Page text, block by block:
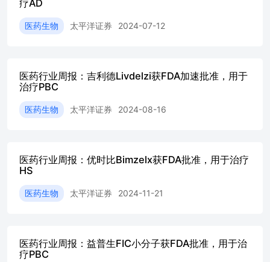
Natera，国信证券经济研究所整理 Signatera的检测流程可分
（WES）：采集患者的肿瘤组织（采用WES进行组织检测获
采集：在预设的时间点（如术后、化疗期间、随访期）采集
取血浆中的游离DNA(cfDNA)，使用该患者专属的“16-
必须在治疗开始前或手术后进行一次，长期的随访监测阶段
料来源：公司官网，国信证券经济研究所整理 美国每年约有
可使约一半的肌层浸润性膀胱癌患者获得长期疾病控制，但
复发并为其提供有效的个体化治疗，同时避免其他患者接受
患者的辅助治疗达到临床终点，临床数据优异。2025年10月
膀胱癌（MIBC）中使用ctDNA（Signatera）引导阿替利珠
疗AD
医药生物 太平洋证券 2024-07-12
医药行业周报：吉利德Livdelzi获FDA加速批准，用于
治疗PBC
医药生物 太平洋证券 2024-08-16
医药行业周报：优时比Bimzelx获FDA批准，用于治疗
HS
医药生物 太平洋证券 2024-11-21
医药行业周报：益普生FIC小分子获FDA批准，用于治
疗PBC